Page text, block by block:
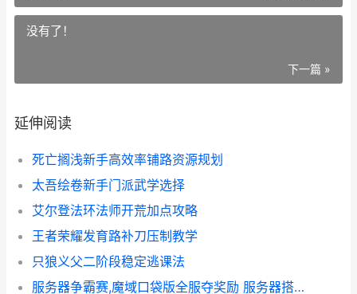
没有了！
下一篇 »
延伸阅读
死亡搁浅新手高效率铺路资源规划
太吾绘卷新手门派武学选择
艾尔登法环法师开荒加点攻略
王者荣耀发育路补刀压制教学
只狼义父二阶段稳定逃课法
服务器争霸赛,魔域口袋版全服夺奖励 服务器搭建比赛